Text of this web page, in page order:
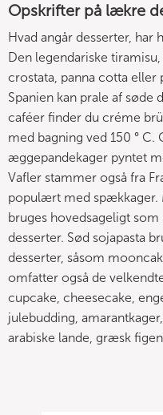
Opskrifter på lækre
Hvad angår desserter,
Den legendariske
crostata, panna cotta eller
Spanien kan prale af søde
caféer finder du créme
med bagning ved 150 ° C.
æggepandekager pyntet
Vafler stammer også fra
populært med spækkager.
bruges hovedsageligt
desserter. Sød sojapasta
desserter, såsom
omfatter også de
cupcake, cheesecake,
julebudding,
arabiske lande, græsk